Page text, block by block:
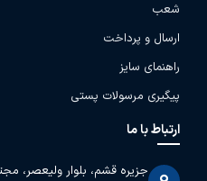
شعب
ارسال و پرداخت
راهنمای سایز
پیگیری مرسولات پستی
ارتباط با ما
جزیره قشم، بلوار ولیعصر،